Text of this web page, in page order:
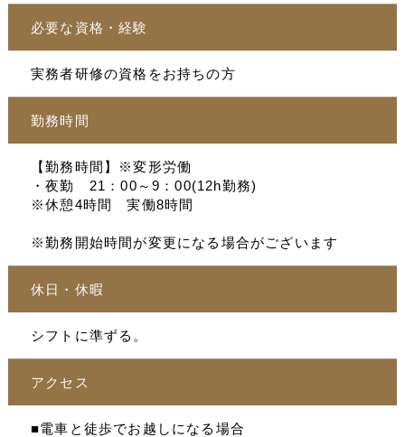
必要な資格・経験
実務者研修の資格をお持ちの方
勤務時間
【勤務時間】※変形労働
・夜勤 21：00～9：00(12h勤務)
※休憩4時間 実働8時間
※勤務開始時間が変更になる場合がございます
休日・休暇
シフトに準ずる。
アクセス
■電車と徒歩でお越しになる場合